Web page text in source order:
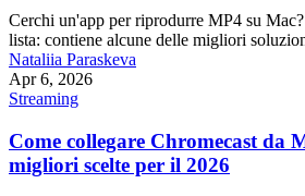
Cerchi un'app per riprodurre MP4 su
lista: contiene alcune delle migliori
Nataliia Paraskeva
Apr 6, 2026
Streaming
Come collegare Chromecast da
migliori scelte per il 2026